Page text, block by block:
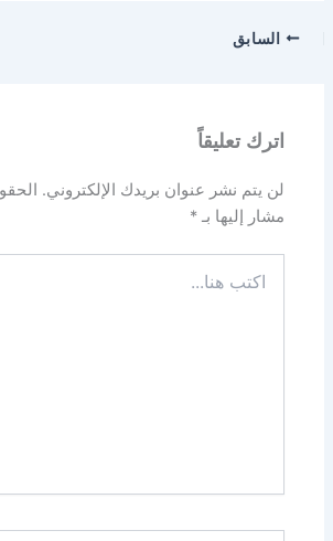
السابق
اترك تعليقاً
لن يتم نشر عنوان بريدك الإلكتروني.
مشار إليها بـ*
هنا...